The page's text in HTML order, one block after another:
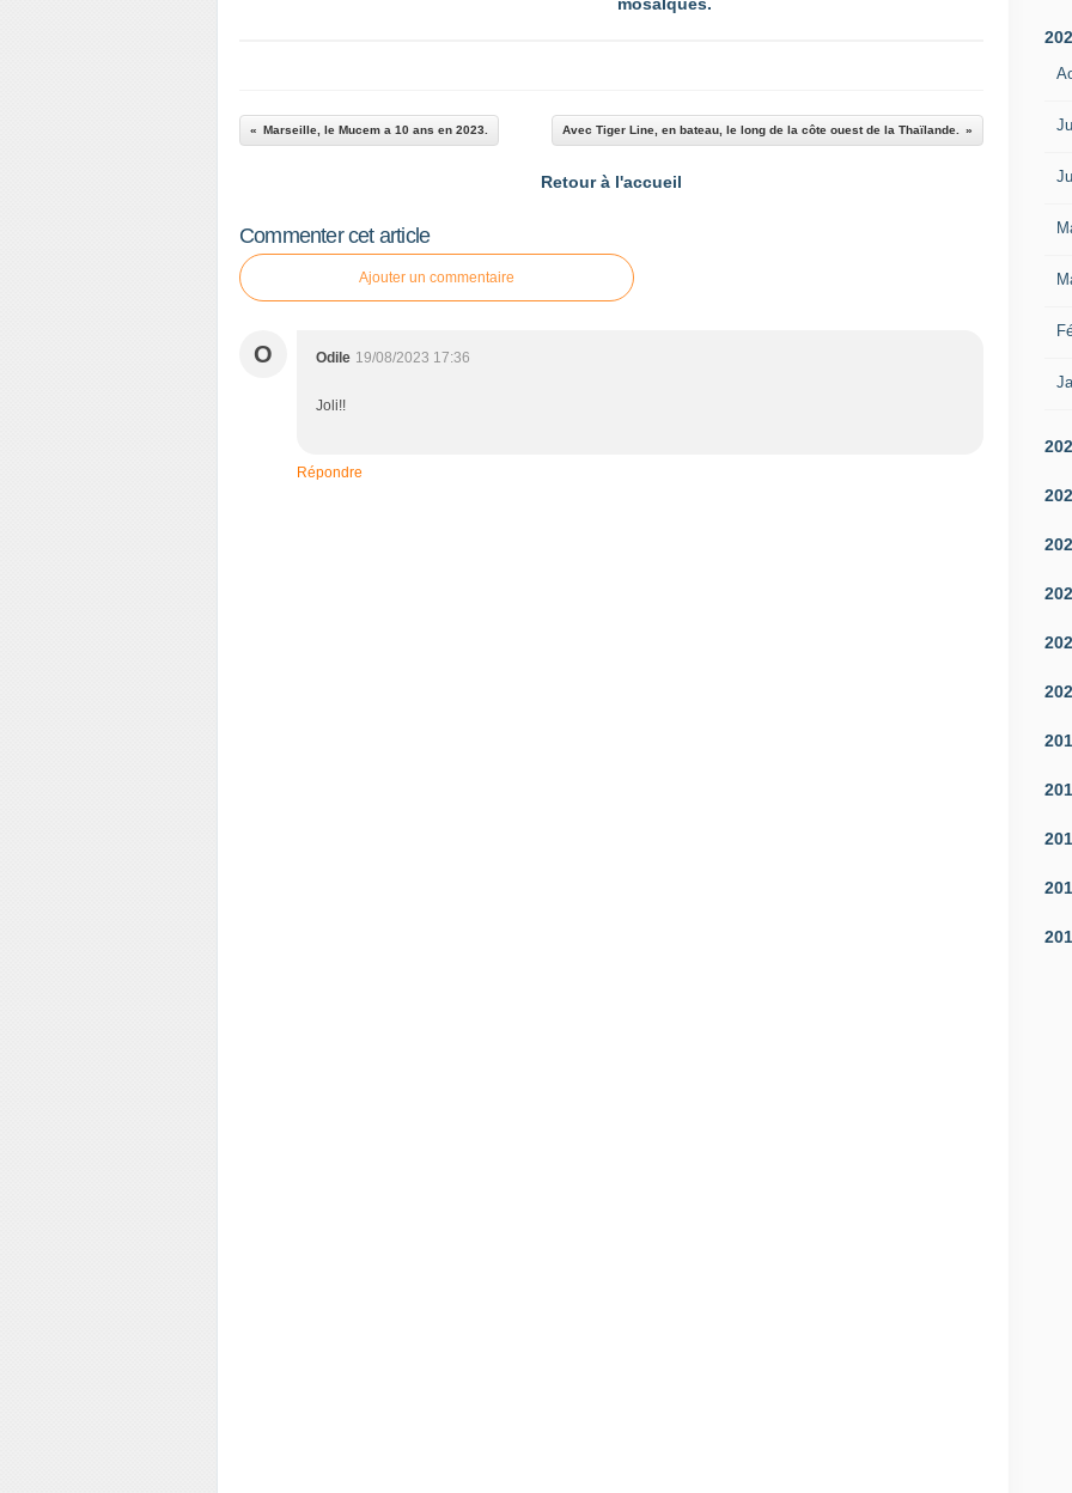
Marseille, le Mucem a 10 ans en 2023. Avec Tiger Line, en bateau, le long de la côte ouest de la Thaïlande.
Retour à l'accueil
Commenter cet article
Ajouter un commentaire
O Odile 19/08/2023 17:36
Joli!!
Répondre